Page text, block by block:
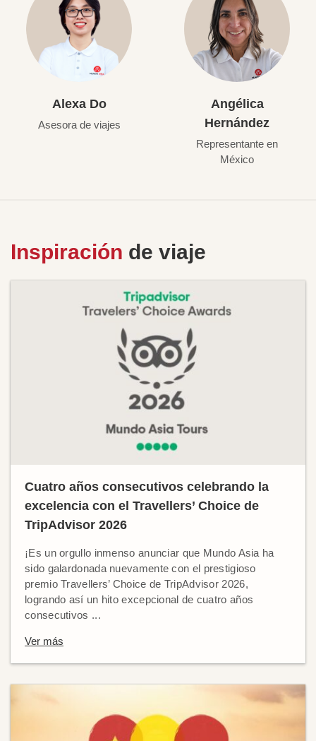
Alexa Do
Asesora de viajes
Angélica
Hernández
Representante en
México
Inspiración de viaje
Cuatro años consecutivos celebrando la
excelencia con el Travellers’ Choice de
TripAdvisor 2026
¡Es un orgullo inmenso anunciar que Mundo Asia ha
sido galardonada nuevamente con el prestigioso
premio Travellers’ Choice de TripAdvisor 2026,
logrando así un hito excepcional de cuatro años
consecutivos ...
Ver más